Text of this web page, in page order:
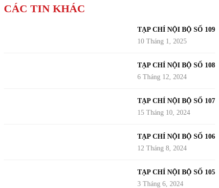
CÁC TIN KHÁC
TẠP CHÍ NỘI BỘ SỐ 109
10 Tháng 1, 2025
TẠP CHÍ NỘI BỘ SỐ 108
6 Tháng 12, 2024
TẠP CHÍ NỘI BỘ SỐ 107
15 Tháng 10, 2024
TẠP CHÍ NỘI BỘ SỐ 106
12 Tháng 8, 2024
TẠP CHÍ NỘI BỘ SỐ 105
3 Tháng 6, 2024